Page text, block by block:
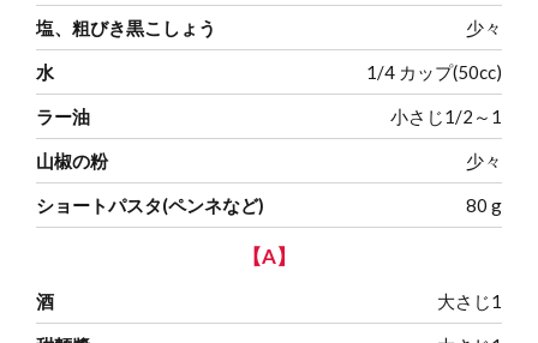
塩、粗びき黒こしょう 少々
水 1/4 カップ(50cc)
ラー油 小さじ1/2～1
山椒の粉 少々
ショートパスタ(ペンネなど) 80 g
【A】
酒 大さじ1